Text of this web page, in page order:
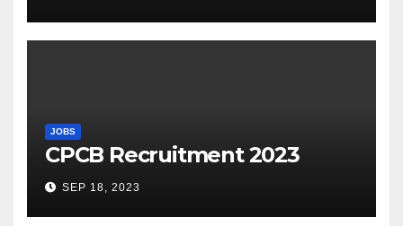
JOBS
CPCB Recruitment 2023
SEP 18, 2023